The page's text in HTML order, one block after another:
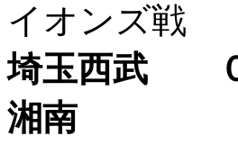
イオンズ戦
埼玉西武
湘南 ２